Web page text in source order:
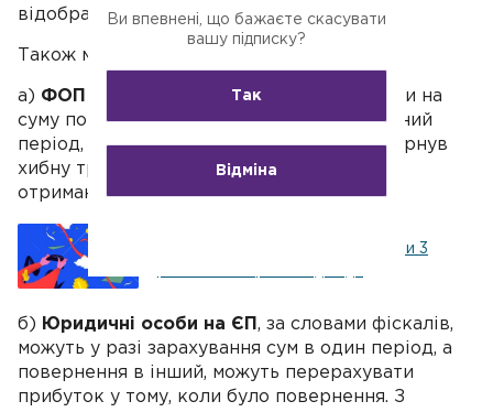
відображений у документі.
Також ми повинні знати:
а) ФОП на ЄП
фіскали дозволяють знизити на
суму повернутих коштів прибуток за звітний
період, коли підприємець за фактом повернув
хибну транзакцію, а не в той, коли її було
отримано;
Реалізація ФОП-єдинником групи 3
б) Юридичні особи на ЄП , за словами фіскалів,
можуть у разі зарахування сум в один період, а
повернення в інший, можуть перерахувати
прибуток у тому, коли було повернення. З
Ви впевнені, що бажаєте скасувати
вашу підписку?
Так
Відміна